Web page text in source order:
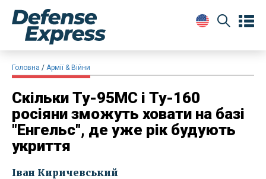
Головна Армії & Війни
Скільки Ту-95МС і Ту-160
росіяни зможуть ховати на базі
"Енгельс", де уже рік будують
укриття
Іван Киричевський